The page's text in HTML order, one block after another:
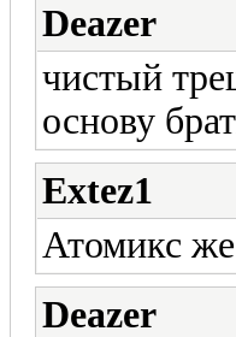
Deazer
чистый
основу
Extez1
Атомикс
Deazer